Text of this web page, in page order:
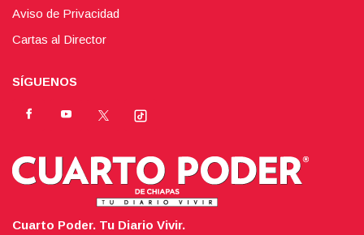
Aviso de Privacidad
Cartas al Director
SÍGUENOS
Cuarto Poder. Tu Diario Vivir.